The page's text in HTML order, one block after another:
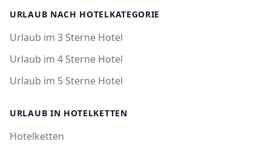
URLAUB NACH HOTELKATEGORIE
Urlaub im 3 Sterne Hotel
Urlaub im 4 Sterne Hotel
Urlaub im 5 Sterne Hotel
URLAUB IN HOTELKETTEN
Hotelketten